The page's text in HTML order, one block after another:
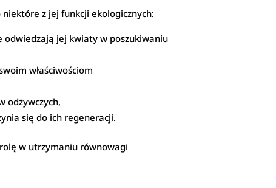
z jej funkcji ekologicznych:
odwiedzają jej kwiaty w poszukiwaniu
właściwościom
odżywczych,
się do ich regeneracji.
w utrzymaniu równowagi